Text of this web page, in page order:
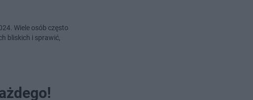
Wiele osób często
bliskich i sprawić,